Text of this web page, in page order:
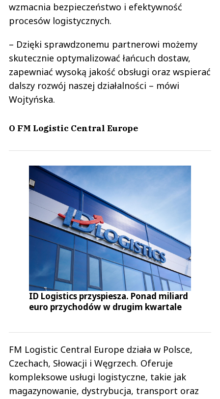
wzmacnia bezpieczeństwo i efektywność
procesów logistycznych.
– Dzięki sprawdzonemu partnerowi możemy
skutecznie optymalizować łańcuch dostaw,
zapewniać wysoką jakość obsługi oraz wspierać
dalszy rozwój naszej działalności – mówi
Wojtyńska.
O FM Logistic Central Europe
ID Logistics przyspiesza. Ponad miliard
euro przychodów w drugim kwartale
FM Logistic Central Europe działa w Polsce,
Czechach, Słowacji i Węgrzech. Oferuje
kompleksowe usługi logistyczne, takie jak
magazynowanie, dystrybucja, transport oraz